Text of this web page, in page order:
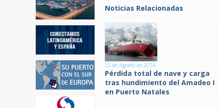
Noticias Relacionadas
22 de Agosto de 2014
Pérdida total de nave y carga
tras hundimiento del Amadeo I
en Puerto Natales